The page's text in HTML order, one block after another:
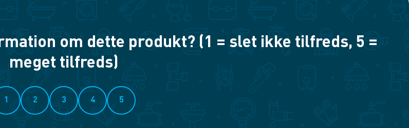
om dette produkt? (1 = slet ikke tilfreds, 5 =
meget tilfreds)
1 2 3 4 5